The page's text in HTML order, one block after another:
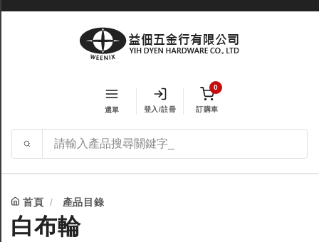
選單 登入/註冊
0
訂購車
首頁 產品目錄
白布輪